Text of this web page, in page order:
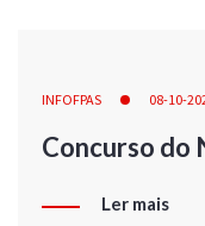
INFOFPAS 08-10-
Concurso do
Ler mais